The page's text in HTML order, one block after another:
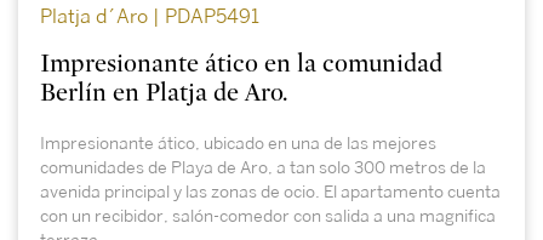
Platja d´Aro | PDAP5491
Impresionante ático en la comunidad
Berlín en Platja de Aro.
Impresionante ático, ubicado en una de las mejores
comunidades de Playa de Aro, a tan solo 300 metros de la
avenida principal y las zonas de ocio. El apartamento cuenta
con un recibidor, salón-comedor con salida a una magnifica